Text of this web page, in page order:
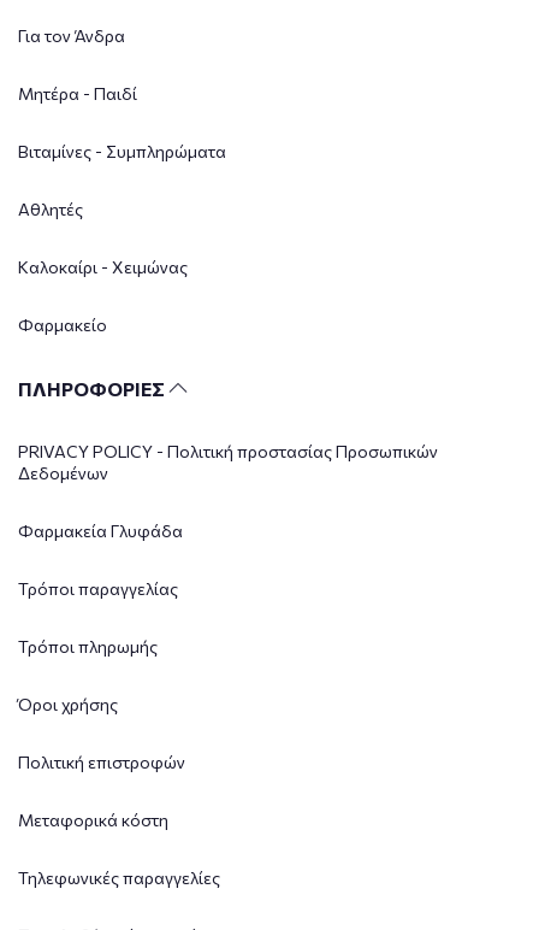
Για τον Άνδρα
Μητέρα - Παιδί
Βιταμίνες - Συμπληρώματα
Αθλητές
Καλοκαίρι - Χειμώνας
Φαρμακείο
ΠΛΗΡΟΦΟΡΙΕΣ
PRIVACY POLICY - Πολιτική προστασίας Προσωπικών
Δεδομένων
Φαρμακεία Γλυφάδα
Τρόποι παραγγελίας
Τρόποι πληρωμής
Όροι χρήσης
Πολιτική επιστροφών
Μεταφορικά κόστη
Τηλεφωνικές παραγγελίες